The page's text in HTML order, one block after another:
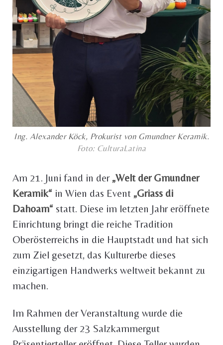
Ing. Alexander Köck, Prokurist von Gmundner Keramik.
Foto: CulturaLatina
Am 21. Juni fand in der„Welt der Gmundner
Keramik“ in Wien das Event „Griass di
Dahoam“ statt. Diese im letzten Jahr eröffnete
Einrichtung bringt die reiche Tradition
Oberösterreichs in die Hauptstadt und hat sich
zum Ziel gesetzt, das Kulturerbe dieses
einzigartigen Handwerks weltweit bekannt zu
machen.
Im Rahmen der Veranstaltung wurde die
Ausstellung der 23 Salzkammergut